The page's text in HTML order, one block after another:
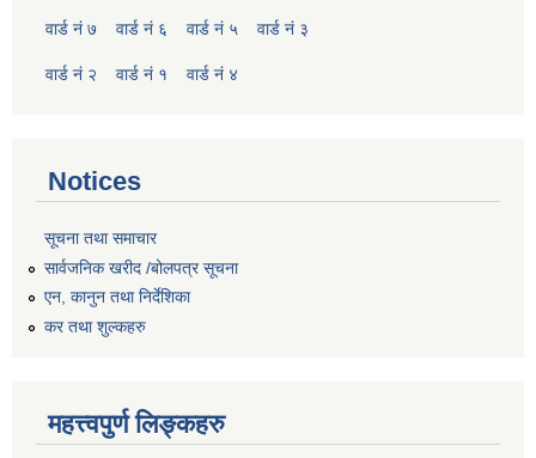
वार्ड नं ७ वार्ड नं ६ वार्ड नं ५ वार्ड नं ३
वार्ड नं २ वार्ड नं १ वार्ड नं ४
Notices
सूचना तथा समाचार
सार्वजनिक खरीद /बोलपत्र सूचना
एन, कानुन तथा निर्देशिका
कर तथा शुल्कहरु
महत्त्वपुर्ण लिङ्कहरु